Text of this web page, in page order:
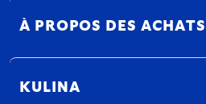
À PROPOS DES ACHATS
KULINA